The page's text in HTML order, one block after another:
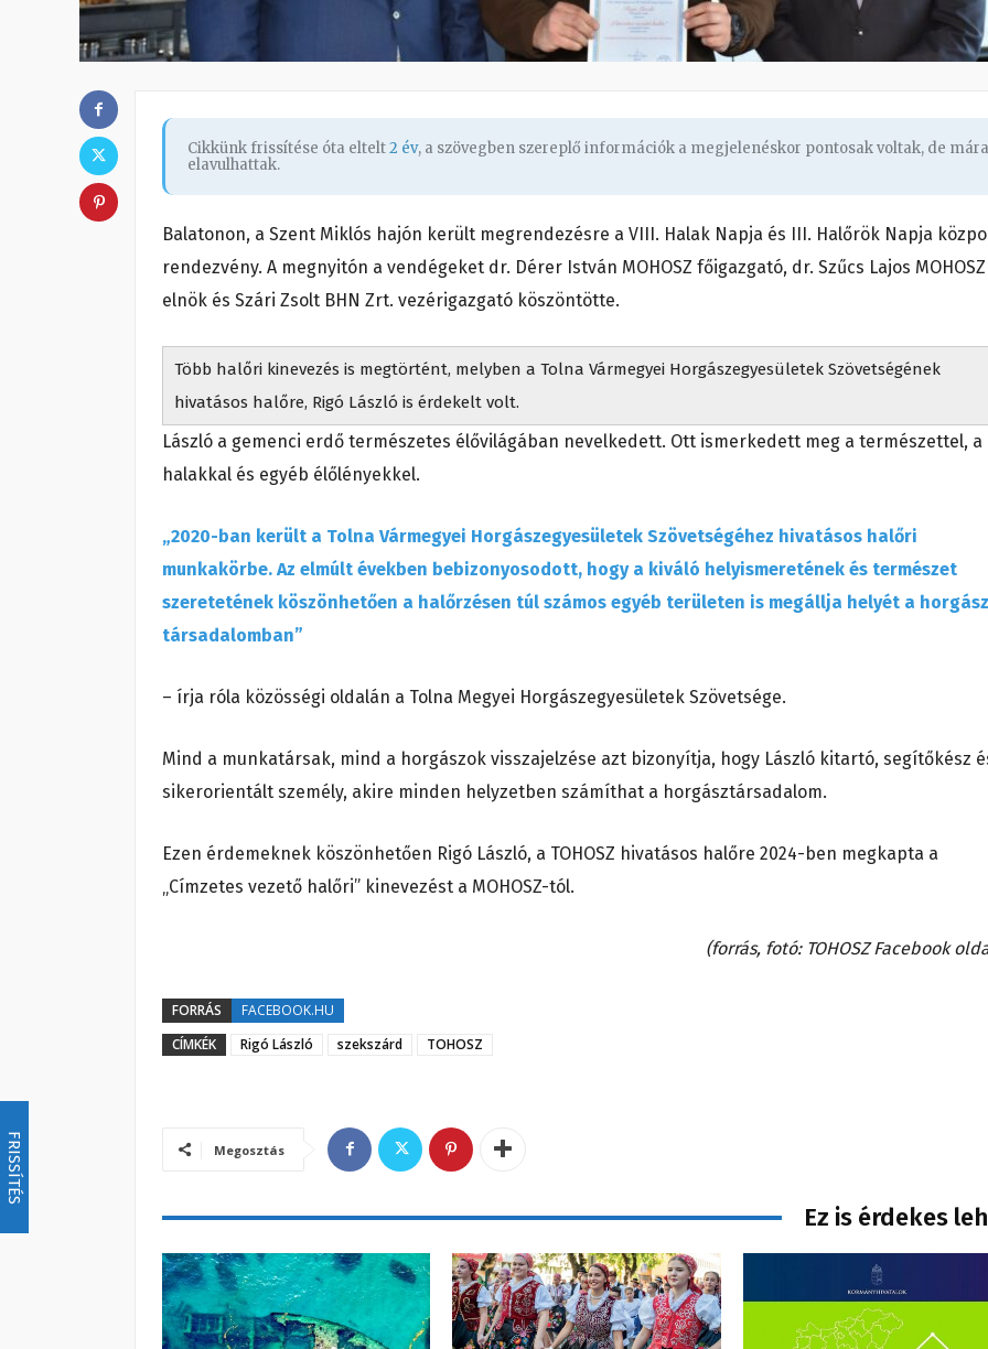
FRISSÍTÉS
Cikkünk frissítése óta eltelt2 év, a szövegben szereplő információk a megjelenéskor pontosak voltak, de mára
elavulhattak.
Balatonon, a Szent Miklós hajón került megrendezésre a VIII. Halak Napja és III. Halőrök Napja
rendezvény. A megnyitón a vendégeket dr. Dérer István MOHOSZ főigazgató, dr. Szűcs Lajos MOHOSZ
elnök és Szári Zsolt BHN Zrt. vezérigazgató köszöntötte.
Több halőri kinevezés is megtörtént, melyben a Tolna Vármegyei Horgászegyesületek Szövetségének
hivatásos halőre, Rigó László is érdekelt volt.
László a gemenci erdő természetes élővilágában nevelkedett. Ott ismerkedett meg a természettel, a
halakkal és egyéb élőlényekkel.
„2020-ban került a Tolna Vármegyei Horgászegyesületek Szövetségéhez hivatásos halőri
munkakörbe. Az elmúlt években bebizonyosodott, hogy a kiváló helyismeretének és természet
szeretetének köszönhetően a halőrzésen túl számos egyéb területen is megállja helyét a horgász
társadalomban”
– írja róla közösségi oldalán a Tolna Megyei Horgászegyesületek Szövetsége.
Mind a munkatársak, mind a horgászok visszajelzése azt bizonyítja, hogy László kitartó, segítőkész
sikerorientált személy, akire minden helyzetben számíthat a horgásztársadalom.
Ezen érdemeknek köszönhetően Rigó László, a TOHOSZ hivatásos halőre 2024-ben megkapta a
„Címzetes vezető halőri” kinevezést a MOHOSZ-tól.
(forrás, fotó: TOHOSZ Facebook
FORRÁS
FACEBOOK.HU
CÍMKÉK
Rigó László szekszárd TOHOSZ
Megosztás
Ez is érdekes